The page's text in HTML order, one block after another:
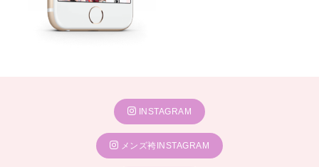
INSTAGRAM
メンズ袴INSTAGRAM